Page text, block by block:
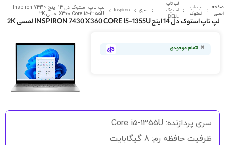
صفحه
اصلی
لپ تاپ
استوک
لپ تاپ
استوک
DELL
سری Inspiron
لپ تاپ استوک دل 14 اینچ Inspiron 7430
X360 Core i5-1355U لمسی 2K
لپ تاپ استوک دل 14 اینچ INSPIRON 7430 X360 CORE I5-1355U لمسی 2K
تصاویر
اتمام موجودی
سری پردازنده: Core i5-1355U
ظرفیت حافظه رم: 8 گیگابایت